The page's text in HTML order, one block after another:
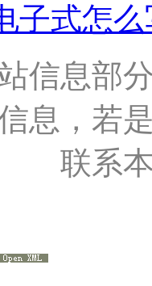
子式怎
信息部
息，若
联系